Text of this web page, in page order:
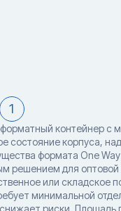
1
контейнер
состояние корпуса,
формата One
решением для оптовой
или
минимальной
риски. Площадь